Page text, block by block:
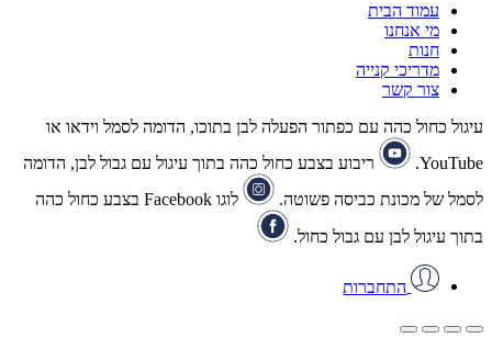
עמוד הבית
מי אנחנו
חנות
מדריכי קנייה
צור קשר
עיגול כחול כהה עם כפתור הפעלה לבן בתוכו, הדומה לסמל וידאו או
YouTube.
ריבוע בצבע כחול כהה בתוך עיגול עם גבול לבן, הדומה
לסמל של מכונת כביסה פשוטה.
לוגו Facebook בצבע כחול כהה
בתוך עיגול לבן עם גבול כחול.
התחברות